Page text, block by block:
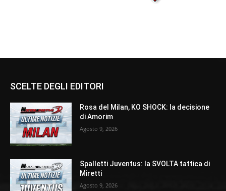
SCELTE DEGLI EDITORI
Rosa del Milan, KO SHOCK: la decisione
di Amorim
Agosto 9, 2026
Spalletti Juventus: la SVOLTA tattica di
Miretti
Agosto 9, 2026